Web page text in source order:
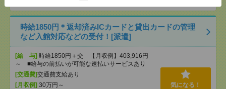
時給1850円＊返却済みICカードと貸出カードの管理
など入館対応などの受付！[派遣]
[給 与] 時給1850円＋交 【月収例】403,916円
～ ■給与の前払いが可能な速払いサービスあり
[交通費]交通費支給あり
[月収例] 30万円～
気になる！